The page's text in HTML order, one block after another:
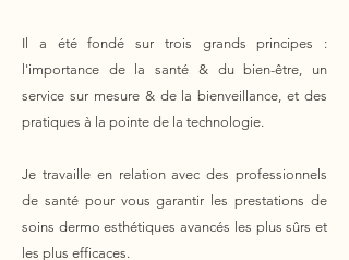
Il a été fondé sur trois grands principes :
l'importance de la santé & du bien-être, un
service sur mesure & de la bienveillance, et des
pratiques à la pointe de la technologie.
Je travaille en relation avec des professionnels
de santé pour vous garantir les prestations de
soins dermo esthétiques avancés les plus sûrs et
les plus efficaces.